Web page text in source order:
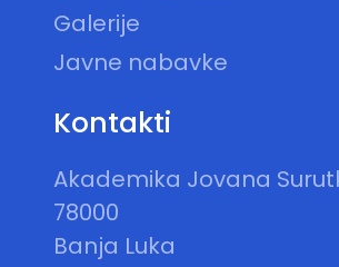
Galerije
Javne nabavke
Kontakti
Akademika Jovana
78000
Banja Luka